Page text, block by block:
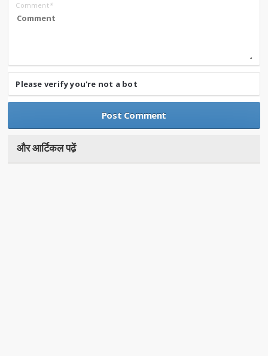
Comment*
Please verify you're not a bot
और आर्टिकल पढे़ं